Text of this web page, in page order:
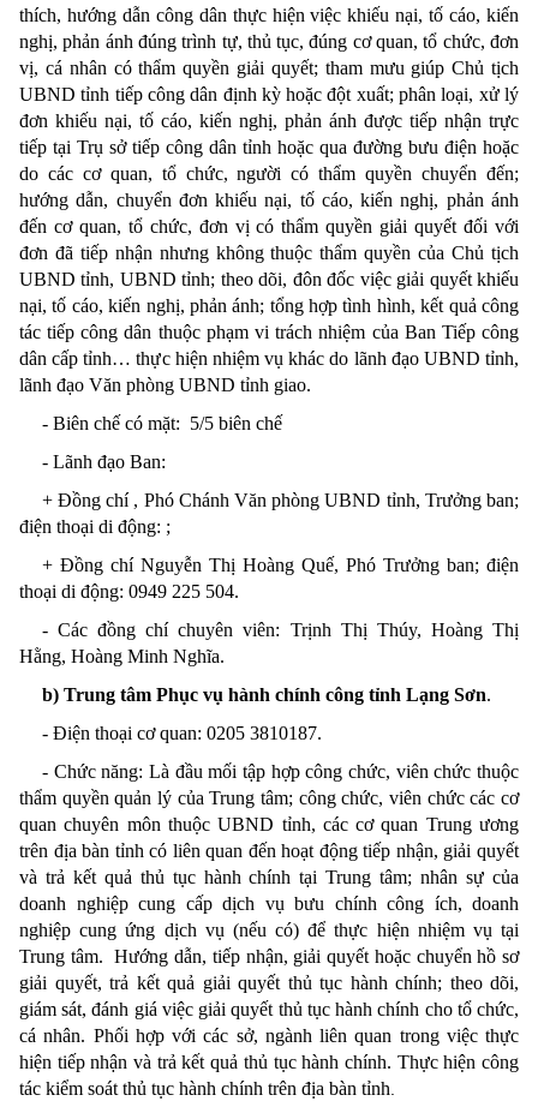
thích, hướng dẫn công dân thực hiện việc khiếu nại, tố cáo, kiến
nghị, phản ánh đúng trình tự, thủ tục, đúng cơ quan, tổ chức, đơn
vị, cá nhân có thẩm quyền giải quyết; tham mưu giúp Chủ tịch
UBND tỉnh tiếp công dân định kỳ hoặc đột xuất; phân loại, xử lý
đơn khiếu nại, tố cáo, kiến nghị, phản ánh được tiếp nhận trực
tiếp tại Trụ sở tiếp công dân tỉnh hoặc qua đường bưu điện hoặc
do các cơ quan, tổ chức, người có thẩm quyền chuyển đến;
hướng dẫn, chuyển đơn khiếu nại, tố cáo, kiến nghị, phản ánh
đến cơ quan, tổ chức, đơn vị có thẩm quyền giải quyết đối với
đơn đã tiếp nhận nhưng không thuộc thẩm quyền của Chủ tịch
UBND tỉnh, UBND tỉnh; theo dõi, đôn đốc việc giải quyết khiếu
nại, tố cáo, kiến nghị, phản ánh; tổng hợp tình hình, kết quả công
tác tiếp công dân thuộc phạm vi trách nhiệm của Ban Tiếp công
dân cấp tỉnh… thực hiện nhiệm vụ khác do lãnh đạo UBND tỉnh,
lãnh đạo Văn phòng UBND tỉnh giao.
- Biên chế có mặt: 5/5 biên chế
- Lãnh đạo Ban:
+ Đồng chí , Phó Chánh Văn phòng UBND tỉnh, Trưởng ban;
điện thoại di động: ;
+ Đồng chí Nguyễn Thị Hoàng Quế, Phó Trưởng ban; điện
thoại di động: 0949 225 504.
- Các đồng chí chuyên viên: Trịnh Thị Thúy, Hoàng Thị
Hằng, Hoàng Minh Nghĩa.
b) Trung tâm Phục vụ hành chính công tỉnh Lạng Sơn.
- Điện thoại cơ quan: 0205 3810187.
- Chức năng: Là đầu mối tập hợp công chức, viên chức thuộc
thẩm quyền quản lý của Trung tâm; công chức, viên chức các cơ
quan chuyên môn thuộc UBND tỉnh, các cơ quan Trung ương
trên địa bàn tỉnh có liên quan đến hoạt động tiếp nhận, giải quyết
và trả kết quả thủ tục hành chính tại Trung tâm; nhân sự của
doanh nghiệp cung cấp dịch vụ bưu chính công ích, doanh
nghiệp cung ứng dịch vụ (nếu có) để thực hiện nhiệm vụ tại
Trung tâm. Hướng dẫn, tiếp nhận, giải quyết hoặc chuyển hồ sơ
giải quyết, trả kết quả giải quyết thủ tục hành chính; theo dõi,
giám sát, đánh giá việc giải quyết thủ tục hành chính cho tổ chức,
cá nhân. Phối hợp với các sở, ngành liên quan trong việc thực
hiện tiếp nhận và trả kết quả thủ tục hành chính. Thực hiện công
tác kiểm soát thủ tục hành chính trên địa bàn tỉnh